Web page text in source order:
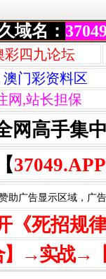
域名：
彩四九论坛
门彩资料区
网,站长担保
网高手集
37049.APP
助广告显示区域，广
《死招规
】→实战→